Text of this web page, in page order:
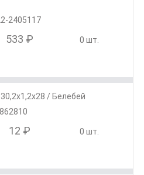
2405117
533 ₽ 0 шт.
/ Белебей
862810
12 ₽ 0 шт.